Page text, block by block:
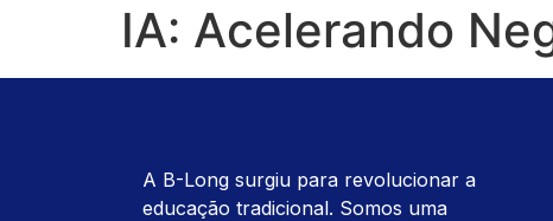
IA: Acelerando
A B-Long surgiu para revolucionar a
educação tradicional. Somos uma